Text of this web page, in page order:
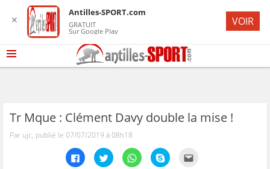
Tr Mque : Clément Davy double la mise !
Par ujc, publié le 07/07/2019 à 08h18
C
l
C
l
C
l
C
l
✕
Antilles-SPORT.com
GRATUIT
Sur Google Play
VOIR